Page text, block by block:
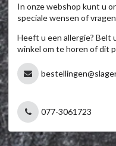
In onze webshop kunt u
speciale wensen of
Heeft u een allergie? Belt
winkel om te horen of dit
077-3061723